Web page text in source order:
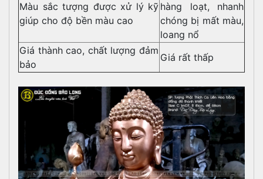
Màu sắc tượng được xử lý kỹ
giúp cho độ bền màu cao
hàng loạt, nhanh
chóng bị mất màu,
loang nổ
Giá thành cao, chất lượng đảm
bảo
Giá rất thấp